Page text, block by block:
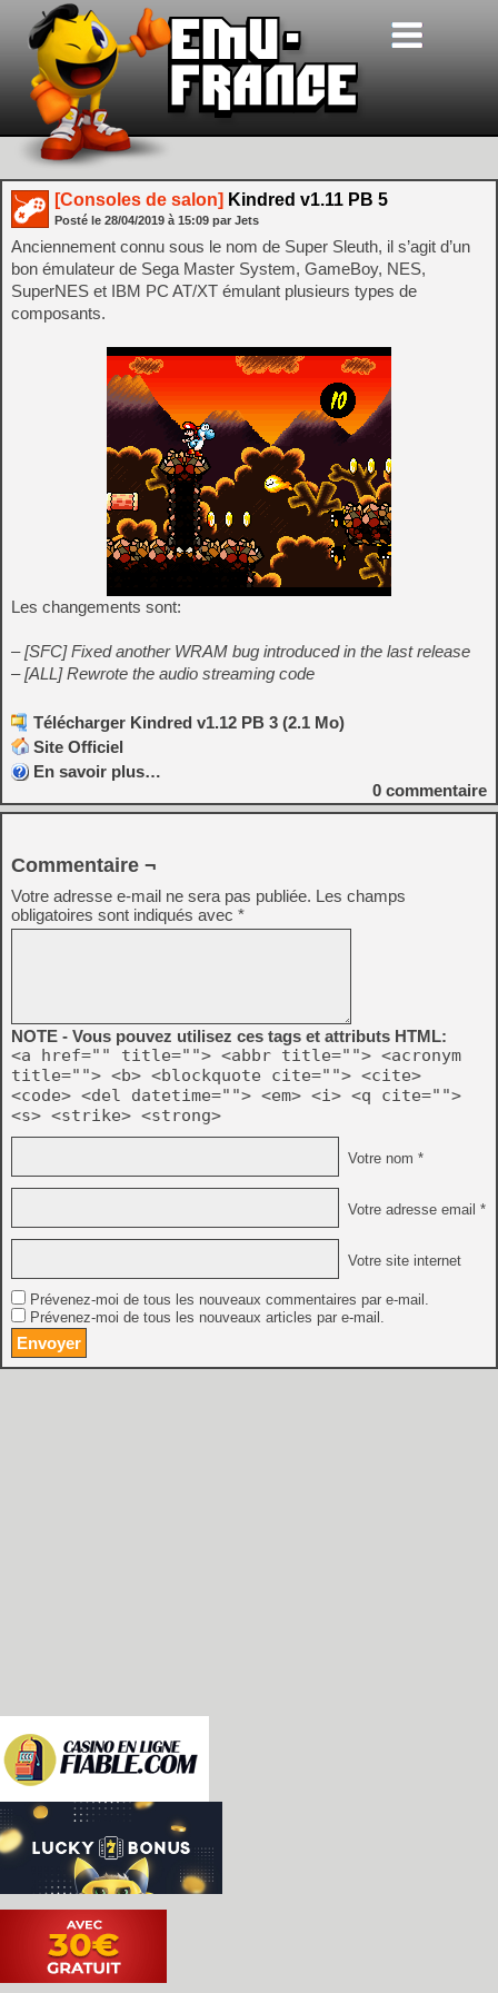
[Consoles de salon] Kindred v1.11 PB 5
Posté le 28/04/2019 à 15:09 par Jets
Anciennement connu sous le nom de Super Sleuth, il s’agit d’un
bon émulateur de Sega Master System, GameBoy, NES,
SuperNES et IBM PC AT/XT émulant plusieurs types de
composants.
Les changements sont:
– [SFC] Fixed another WRAM bug introduced in the last release
– [ALL] Rewrote the audio streaming code
Télécharger Kindred v1.12 PB 3 (2.1 Mo)
Site Officiel
En savoir plus…
0 commentaire
Commentaire ¬
Votre adresse e-mail ne sera pas publiée. Les champs
obligatoires sont indiqués avec *
NOTE - Vous pouvez utilisez ces tags et attributs HTML:
<a href="" title=""> <abbr title=""> <acronym
title=""> <b> <blockquote cite=""> <cite>
<code> <del datetime=""> <em> <i> <q cite="">
<s> <strike> <strong>
Votre nom *
Votre adresse email *
Votre site internet
Prévenez-moi de tous les nouveaux commentaires par e-mail.
Prévenez-moi de tous les nouveaux articles par e-mail.